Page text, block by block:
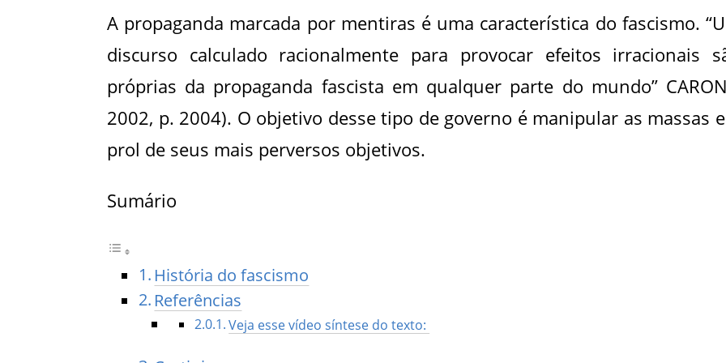
A propaganda marcada por mentiras é uma característica do fascismo.
discurso calculado racionalmente para provocar efeitos irracionais
próprias da propaganda fascista em qualquer parte do mundo”
2002, p. 2004). O objetivo desse tipo de governo é manipular as massas
prol de seus mais perversos objetivos.
Sumário
História do fascismo
Referências
Veja esse vídeo síntese do texto: